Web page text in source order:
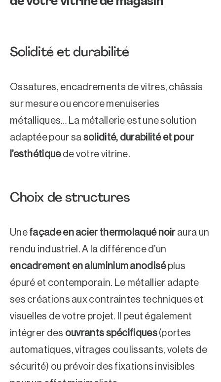
Solidité et durabilité
Ossatures, encadrements de vitres, châssis
sur mesure ou encore menuiseries
métalliques… La métallerie est une solution
adaptée pour sa solidité, durabilité et pour
l’esthétiquede votre vitrine.
Choix de structures
Une façade en acier thermolaqué noiraura un
rendu industriel. A la différence d’un
encadrement en aluminium anodiséplus
épuré et contemporain. Le métallier adapte
ses créations aux contraintes techniques et
visuelles de votre projet. Il peut également
intégrer des ouvrants spécifiques(portes
automatiques, vitrages coulissants, volets de
sécurité) ou prévoir des fixations invisibles